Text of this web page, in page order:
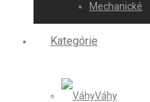
Mechanické
Kategórie
Váhy